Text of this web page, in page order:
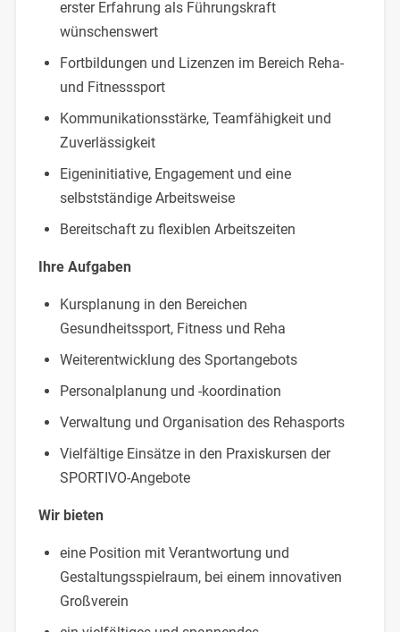
erster Erfahrung als Führungskraft
wünschenswert
Fortbildungen und Lizenzen im Bereich Reha-
und Fitnesssport
Kommunikationsstärke, Teamfähigkeit und
Zuverlässigkeit
Eigeninitiative, Engagement und eine
selbstständige Arbeitsweise
Bereitschaft zu flexiblen Arbeitszeiten
Ihre Aufgaben
Kursplanung in den Bereichen
Gesundheitssport, Fitness und Reha
Weiterentwicklung des Sportangebots
Personalplanung und -koordination
Verwaltung und Organisation des Rehasports
Vielfältige Einsätze in den Praxiskursen der
SPORTIVO-Angebote
Wir bieten
eine Position mit Verantwortung und
Gestaltungsspielraum, bei einem innovativen
Großverein